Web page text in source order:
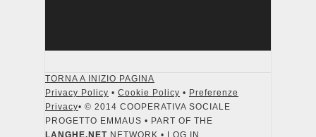
TORNA A INIZIO PAGINA
Privacy Policy • Cookie Policy • Preferenze
Privacy• © 2014 COOPERATIVA SOCIALE
PROGETTO EMMAUS • PART OF THE
LANGHE.NET NETWORK • LOG IN